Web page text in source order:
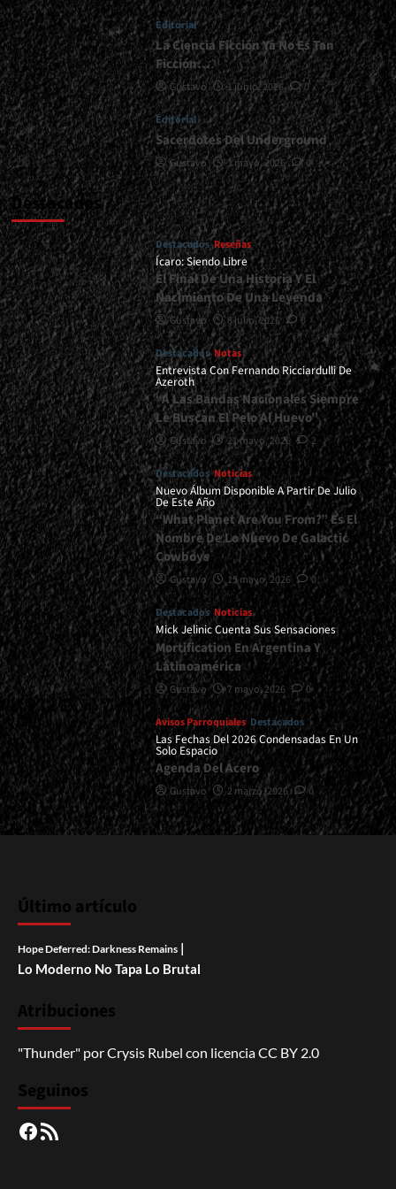
Toma
Otra
Color</div>
Editorial
La Ciencia Ficción Ya No Es Tan
Ficción…
Gustavo 1 junio, 2026 0
Editorial
Sacerdotes Del Underground
Gustavo 1 mayo, 2026 0
Destacados
Destacados Reseñas
Ícaro: Siendo Libre
El Final De Una Historia Y El
Nacimiento De Una Leyenda
Gustavo 8 julio, 2026 0
Destacados Notas
Entrevista Con Fernando Ricciardulli De
Azeroth
“A Las Bandas Nacionales Siempre
Le Buscan El Pelo Al Huevo”
Gustavo 21 mayo, 2026 2
Destacados Noticias
Nuevo Álbum Disponible A Partir De Julio
De Este Año
“What Planet Are You From?” Es El
Nombre De Lo Nuevo De Galactic
Cowboys
Gustavo 15 mayo, 2026 0
Destacados Noticias
Mick Jelinic Cuenta Sus Sensaciones
Mortification En Argentina Y
Latinoamérica
Gustavo 7 mayo, 2026 0
Avisos Parroquiales Destacados
Las Fechas Del 2026 Condensadas En Un
Solo Espacio
Agenda Del Acero
Gustavo 2 marzo, 2026 0
Último artículo
Hope Deferred: Darkness Remains |
Lo Moderno No Tapa Lo Brutal
Atribuciones
"Thunder" porCrysis Rubel con licenciaCC BY 2.0
Seguinos
Facebook
RSS